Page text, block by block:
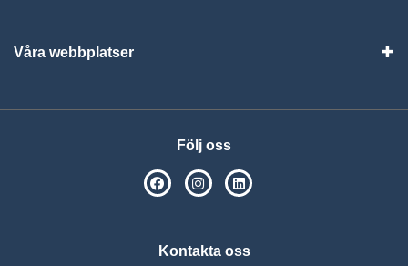
Våra webbplatser
Följ oss
SPSM på Facebook
SPSM på Instagram
Kontakta oss